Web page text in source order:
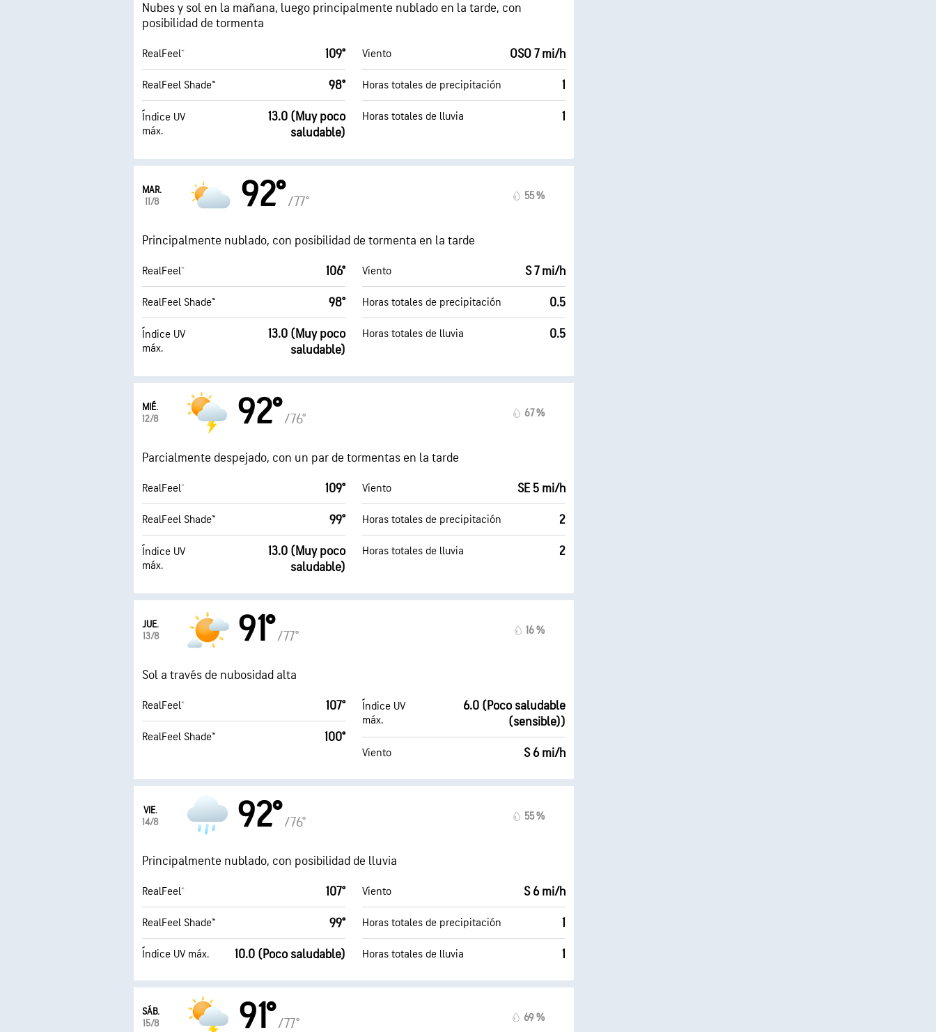
Nubes y sol en la mañana, luego principalmente nublado en la tarde, con
posibilidad de tormenta
RealFeel® 109°
RealFeel Shade™ 98°
Índice UV
máx.
13.0 (Muy poco
saludable)
Viento OSO 7 mi/h
Horas totales de precipitación 1
Horas totales de lluvia 1
MAR.
11/8
92° /77° 55 %
Principalmente nublado, con posibilidad de tormenta en la tarde
RealFeel® 106°
RealFeel Shade™ 98°
Índice UV
máx.
13.0 (Muy poco
saludable)
Viento S 7 mi/h
Horas totales de precipitación 0.5
Horas totales de lluvia 0.5
MIÉ.
12/8
92° /76° 67 %
Parcialmente despejado, con un par de tormentas en la tarde
RealFeel® 109°
RealFeel Shade™ 99°
Índice UV
máx.
13.0 (Muy poco
saludable)
Viento SE 5 mi/h
Horas totales de precipitación 2
Horas totales de lluvia 2
JUE.
13/8
91° /77° 16 %
Sol a través de nubosidad alta
RealFeel® 107°
RealFeel Shade™ 100°
Índice UV
máx.
6.0 (Poco saludable
(sensible))
Viento S 6 mi/h
VIE.
14/8
92° /76° 55 %
Principalmente nublado, con posibilidad de lluvia
RealFeel® 107°
RealFeel Shade™ 99°
Índice UV máx. 10.0 (Poco saludable)
Viento S 6 mi/h
Horas totales de precipitación 1
Horas totales de lluvia 1
SÁB.
15/8
91° /77° 69 %